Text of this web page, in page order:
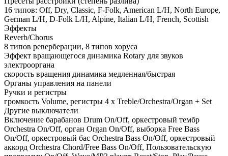
16 типов: Off, Dry, Classic, F-Folk, American L/H, North Europe,
German L/H, D-Folk L/H, Alpine, Italian L/H, French, Scottish
Эффекты
Reverb/Chorus
8 типов реверберации, 8 типов хоруса
Эффект вращающегося динамика Rotary для звуков
электрооргана
скорость вращения динамика медленная/быстрая
Органы управления на панели
Ручки и регистры
громкость Volume, регистры 4 x Treble/Orchestra/Organ + Set
Другие выключатели
Включение барабанов Drum On/Off, оркестровый тембр
Orchestra On/Off, орган Organ On/Off, выборка Free Bass
On/Off, оркестровый бас Orchestra Bass On/Off, оркестровый
аккорд Orchestra Chord/Free Bass On/Off, Пользовательскую